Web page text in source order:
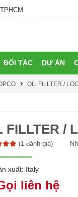
ĐỐI TÁC DỰ ÁN
OIL FILLTER /
FILLTER /
(1 đánh giá)
xuất: Italy
liên hệ